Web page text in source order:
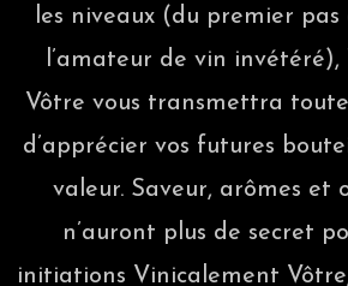
les niveaux (du premier pas
l’amateur de vin
Vôtre vous transmettra
d’apprécier vos futures
valeur. Saveur, arômes et
n’auront plus de secret
initiations Vinicalement